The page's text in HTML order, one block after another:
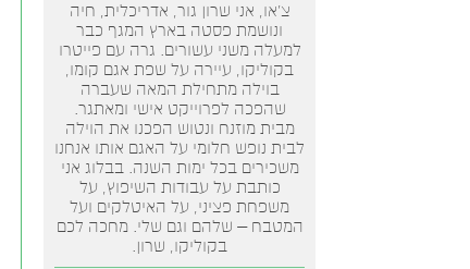
צ’או, אני שרון גור, אדריכלית, חיה
ונושמת פסטה בארץ המגף כבר
למעלה משני עשורים. גרה עם פייטרו
בקוליקו, עיירה על שפת אגם קומו,
בוילה מתחילת המאה שעברה
שהפכה לפרוייקט אישי ומאתגר.
מבית מוזנח ונטוש הפכנו את הוילה
לבית נופש חלומי על האגם אותו אנחנו
משכירים בכל ימות השנה. בבלוג אני
כותבת על עבודות השיפוץ, על
משפחת פציני, על האיטלקים ועל
המטבח – שלהם וגם שלי. מחכה לכם
בקוליקו, שרון.